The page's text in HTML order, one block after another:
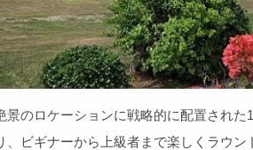
景のロケーションに戦略的に配置され
、ビギナーから上級者まで楽しくラウ